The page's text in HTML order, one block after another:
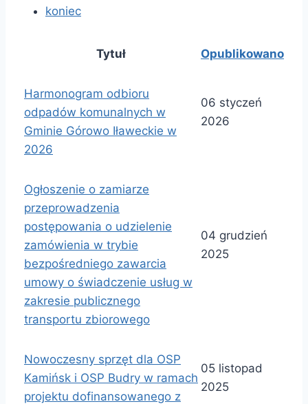
koniec
Tytuł Opublikowano
Harmonogram odbioru
odpadów komunalnych w
Gminie Górowo Iławeckie w
2026
06 styczeń
2026
Ogłoszenie o zamiarze
przeprowadzenia
postępowania o udzielenie
zamówienia w trybie
bezpośredniego zawarcia
umowy o świadczenie usług w
zakresie publicznego
transportu zbiorowego
04 grudzień
2025
Nowoczesny sprzęt dla OSP
Kamińsk i OSP Budry w ramach
projektu dofinansowanego z
05 listopad
2025